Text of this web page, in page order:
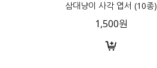
삼대냥이 사각 엽서 (10종)
1,500원